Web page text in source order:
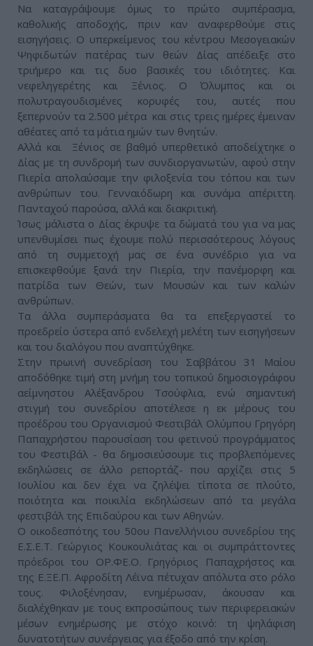
Να καταγράψουμε όμως το πρώτο συμπέρασμα,
καθολικής αποδοχής, πριν καν αναφερθούμε στις
εισηγήσεις. Ο υπερκείμενος του κέντρου Μεσογειακών
Ψηφιδωτών πατέρας των θεών Δίας απέδειξε στο
τριήμερο και τις δυο βασικές του ιδιότητες. Και
νεφεληγερέτης και Ξένιος. Ο Όλυμπος και οι
πολυτραγουδισμένες κορυφές του, αυτές που
ξεπερνούν τα 2.500 μέτρα και στις τρεις ημέρες έμειναν
αθέατες από τα μάτια ημών των θνητών.
Αλλά και Ξένιος σε βαθμό υπερθετικό αποδείχτηκε ο
Δίας με τη συνδρομή των συνδιοργανωτών, αφού στην
Πιερία απολαύσαμε την φιλοξενία του τόπου και των
ανθρώπων του. Γενναιόδωρη και συνάμα απέριττη.
Πανταχού παρούσα, αλλά και διακριτική.
Ίσως μάλιστα ο Δίας έκρυψε τα δώματά του για να μας
υπενθυμίσει πως έχουμε πολύ περισσότερους λόγους
από τη συμμετοχή μας σε ένα συνέδριο για να
επισκεφθούμε ξανά την Πιερία, την πανέμορφη και
πατρίδα των Θεών, των Μουσών και των καλών
ανθρώπων.
Τα άλλα συμπεράσματα θα τα επεξεργαστεί το
προεδρείο ύστερα από ενδελεχή μελέτη των εισηγήσεων
και του διαλόγου που αναπτύχθηκε.
Στην πρωινή συνεδρίαση του Σαββάτου 31 Μαίου
αποδόθηκε τιμή στη μνήμη του τοπικού δημοσιογράφου
αείμνηστου Αλέξανδρου Τσούφλια, ενώ σημαντική
στιγμή του συνεδρίου αποτέλεσε η εκ μέρους του
προέδρου του Οργανισμού Φεστιβάλ Ολύμπου Γρηγόρη
Παπαχρήστου παρουσίαση του φετινού προγράμματος
του Φεστιβάλ - θα δημοσιεύσουμε τις προβλεπόμενες
εκδηλώσεις σε άλλο ρεπορτάζ- που αρχίζει στις 5
Ιουλίου και δεν έχει να ζηλέψει τίποτα σε πλούτο,
ποιότητα και ποικιλία εκδηλώσεων από τα μεγάλα
φεστιβάλ της Επιδαύρου και των Αθηνών.
Ο οικοδεσπότης του 50ου Πανελλήνιου συνεδρίου της
Ε.Σ.Ε.Τ. Γεώργιος Κουκουλιάτας και οι συμπράττοντες
πρόεδροι του ΟΡ.ΦΕ.Ο. Γρηγόριος Παπαχρήστος και
της Ε.ΞΕ.Π. Αφροδίτη Λέϊνα πέτυχαν απόλυτα στο ρόλο
τους. Φιλοξένησαν, ενημέρωσαν, άκουσαν και
διαλέχθηκαν με τους εκπροσώπους των περιφερειακών
μέσων ενημέρωσης με στόχο κοινό: τη ψηλάφιση
δυνατοτήτων συνέργειας για έξοδο από την κρίση.